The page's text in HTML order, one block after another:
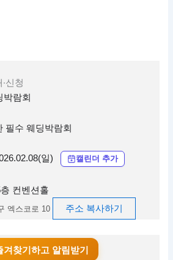
신청
박람회
필수 웨딩박람회
일) 캘린더 추가
컨벤션홀
엑스코로 10 주소 복사하기
겨찾기하고 알림받기